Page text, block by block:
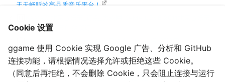
天天畅听的高品质音乐平台！
门票_北京音乐节门票预订
请问6.5在奥体的演出是不是没了？什么情况? （豆瓣音乐人）
评论：左小祖咒《最爱》 魔术时代的悲歌_影音娱乐_新浪网
Cookie 设置
ggame 使用 Cookie 实现 Google 广告、分析和 GitHub
连接功能，请根据情况选择允许或拒绝这些 Cookie。
（同意后再拒绝，不会删除 Cookie，只会阻止连接与运行